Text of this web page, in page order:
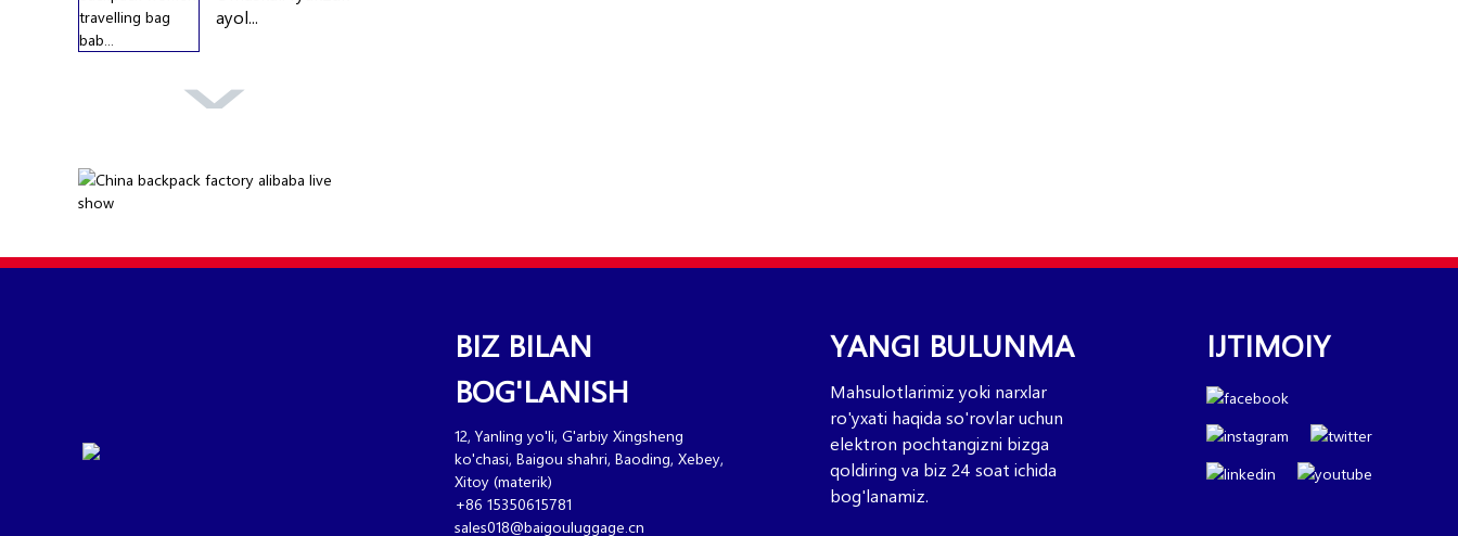
ayol...
moda...
OMASKA koʻp
BIZ BILAN
BOG'LANISH
12, Yanling yo'li, G'arbiy Xingsheng
ko'chasi, Baigou shahri, Baoding, Xebey,
Xitoy (materik)
+86 15350615781
sales018@baigouluggage.cn
YANGI BULUNMA
Mahsulotlarimiz yoki narxlar
ro'yxati haqida so'rovlar uchun
elektron pochtangizni bizga
qoldiring va biz 24 soat ichida
bog'lanamiz.
IJTIMOIY